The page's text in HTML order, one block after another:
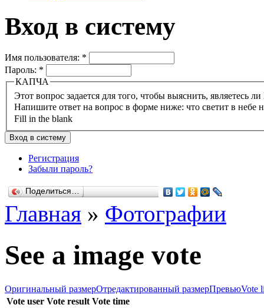
Вход в систему
Имя пользователя: *
Пароль: *
КАПЧА
Напишите ответ на вопрос в форме ниже: что светит в небе
Fill in the blank
Регистрация
Забыли пароль?
Поделиться…
Главная » Фотографии
See a image vote
Оригинальный размерОтредактированный размерПревьюVote
Vote user Vote result Vote time